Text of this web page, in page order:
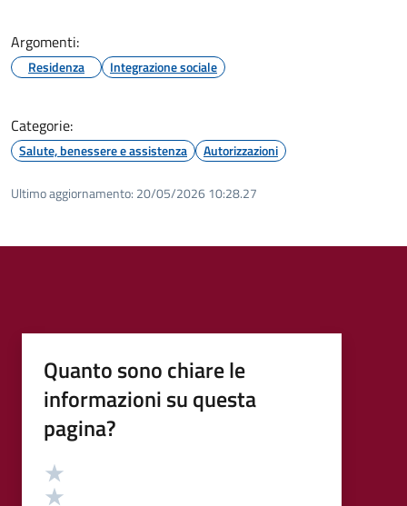
Argomenti:
Residenza Integrazione sociale
Categorie:
Salute, benessere e assistenza Autorizzazioni
Ultimo aggiornamento: 20/05/2026 10:28.27
Quanto sono chiare le
informazioni su questa
pagina?
Valutazione